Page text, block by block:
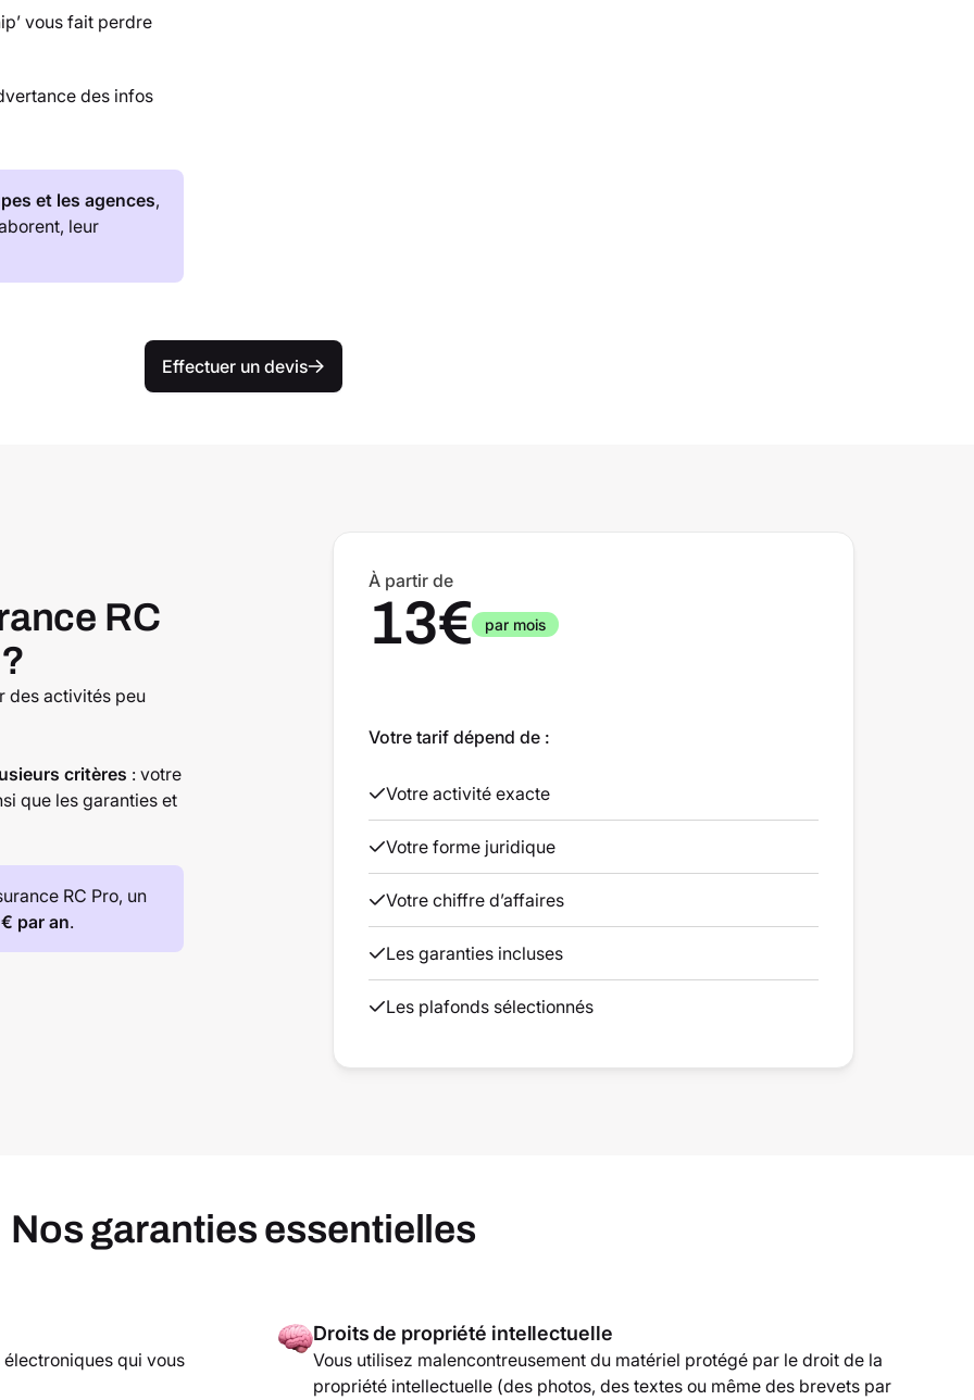
vous fait perdre
des infos
et les agences,
leur
Effectuer un devis
RC
des activités peu
critères : votre
que les garanties et
RC Pro, un
par an.
À partir de
13€ par mois
Votre tarif dépend de :
Votre activité exacte
Votre forme juridique
Votre chiffre d’affaires
Les garanties incluses
Les plafonds sélectionnés
Nos garanties essentielles
qui vous
Droits de propriété intellectuelle
Vous utilisez malencontreusement du matériel protégé par le droit de la
propriété intellectuelle (des photos, des textes ou même des brevets par